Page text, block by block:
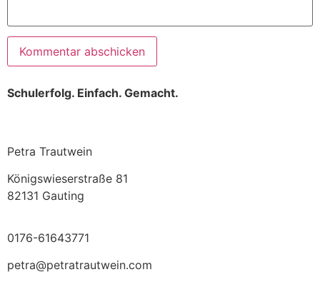
Schulerfolg. Einfach. Gemacht.
Petra Trautwein
Königswieserstraße 81
82131 Gauting
0176-61643771
petra@petratrautwein.com